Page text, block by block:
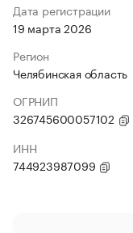
Дата регистрации
19 марта 2026
Регион
Челябинская область
ОГРНИП
326745600057102
ИНН
744923987099